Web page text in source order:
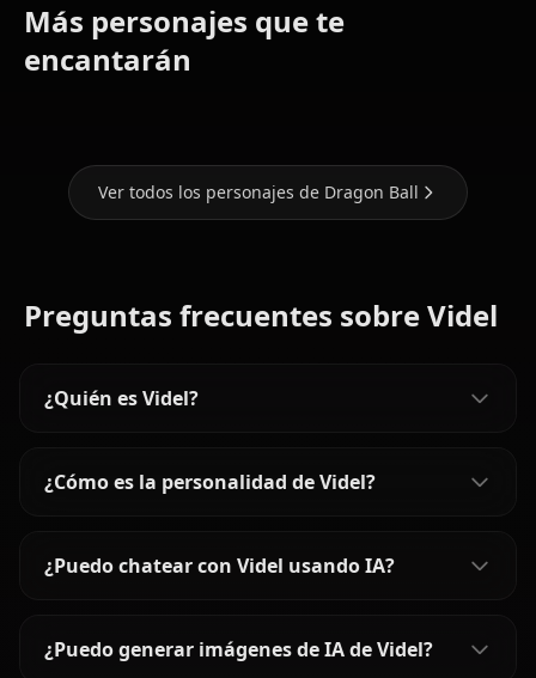
Más personajes que te
encantarán
Ver todos los personajes de Dragon Ball
Preguntas frecuentes sobre Videl
¿Quién es Videl?
¿Cómo es la personalidad de Videl?
¿Puedo chatear con Videl usando IA?
¿Puedo generar imágenes de IA de Videl?